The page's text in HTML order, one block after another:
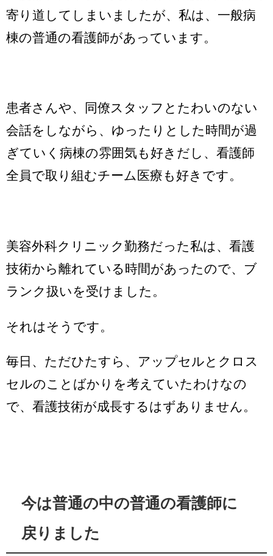
寄り道してしまいましたが、私は、一般病
棟の普通の看護師があっています。
患者さんや、同僚スタッフとたわいのない
会話をしながら、ゆったりとした時間が過
ぎていく病棟の雰囲気も好きだし、看護師
全員で取り組むチーム医療も好きです。
美容外科クリニック勤務だった私は、看護
技術から離れている時間があったので、ブ
ランク扱いを受けました。
それはそうです。
毎日、ただひたすら、アップセルとクロス
セルのことばかりを考えていたわけなの
で、看護技術が成長するはずありません。
今は普通の中の普通の看護師に
戻りました